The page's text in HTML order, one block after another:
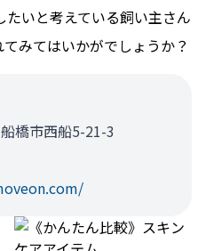
いと考えている飼い主さん
みてはいかがでしょうか？
橋市西船5-21-3